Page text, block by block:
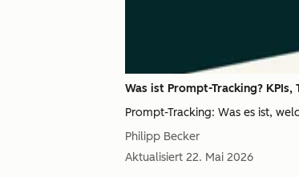
Was ist Prompt-Tracking? KPIs,
Prompt-Tracking: Was es ist,
Philipp Becker
Aktualisiert 22. Mai 2026